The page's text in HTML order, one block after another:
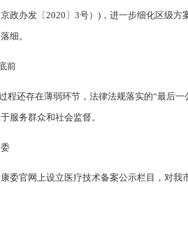
政办发〔2020〕3号）)，进一步细化区级
细。
前
程还存在薄弱环节，法律法规落实的“最后
服务群众和社会监督。
委官网上设立医疗技术备案公示栏目，对我